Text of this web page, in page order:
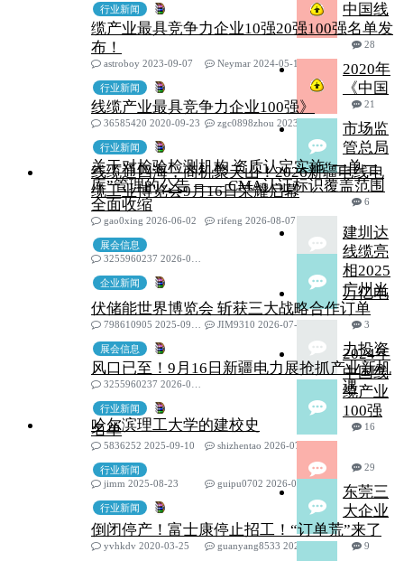
行业新闻
中国线
缆产业最具竞争力企业10强20强100强名单发
布！
28
astroboy 2023-09-07
Neymar 2024-05-19
行业新闻
2020年
《中国
线缆产业最具竞争力企业100强》
21
36585420 2020-09-23
zgc0898zhou 2023-10-17
行业新闻
市场监
管总局
关于对检验检测机构 资质认定实施“一单一
库”管理的公告 —— CMA认证标识覆盖范围
全面收缩
6
gao0xing 2026-06-02
rifeng 2026-08-07
展会信息
线缆通四海，商机聚天山！2026新疆电线电
缆工业博览会9月16日荣耀启幕
3255960237 2026-07-30
企业新闻
建圳达
线缆亮
相2025
广州光
伏储能世界博览会 斩获三大战略合作订单
3
798610905 2025-09-23 JIM9310 2026-07-20
展会信息
万亿电
力投资
风口已至！9月16日新疆电力展抢抓产业新机
遇
3255960237 2026-07-15
行业新闻
2024年
中国线
缆产业
100强
名单
16
5836252 2025-09-10
shizhentao 2026-07-14
行业新闻
哈尔滨理工大学的建校史
29
jimm 2025-08-23
guipu0702 2026-06-18
行业新闻
东莞三
大企业
倒闭停产！富士康停止招工！“订单荒”来了
9
yvhkdv 2020-03-25 guanyang8533 2026-06-18